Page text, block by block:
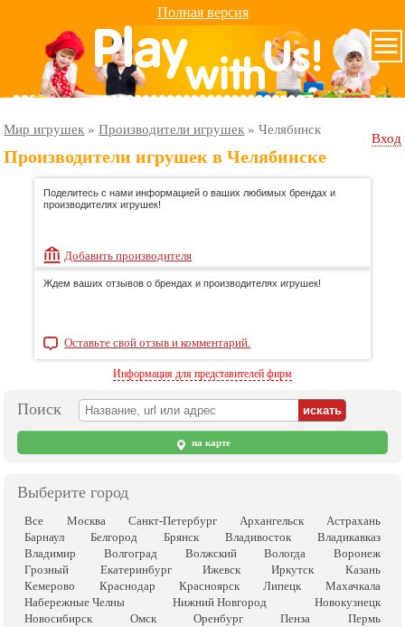
Полная версия
Мир игрушек »Производители игрушек »Челябинск
Вход
Производители игрушек в Челябинске
Поделитесь с нами информацией о ваших любимых брендах и
производителях игрушек!
Добавить производителя
Ждем ваших отзывов о брендах и производителях игрушек!
Оставьте свой отзыв и комментарий.
Информация для представителей фирм
Поиск
на карте
Выберите город
Все Москва Санкт-Петербург Архангельск
Астрахань
Барнаул
Белгород Брянск Владивосток
Владикавказ
Владимир
Волгоград Волжский Вологда
Воронеж
Грозный
Екатеринбург Ижевск Иркутск
Казань
Кемерово
Краснодар Красноярск Липецк
Махачкала
Набережные Челны
Нижний Новгород
Новокузнецк
Новосибирск
Омск Оренбург Пенза
Пермь